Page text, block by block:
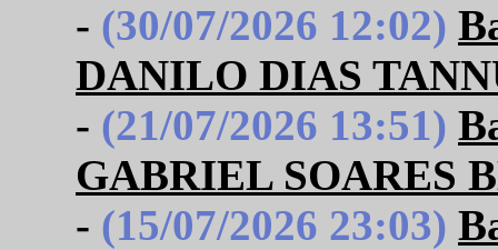
- (30/07/2026 12:02)
DANILO DIAS
- (21/07/2026 13:51)
GABRIEL SOARES
- (15/07/2026 23:03)